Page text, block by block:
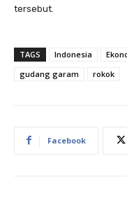
tersebut.
TAGS Indonesia
gudang garam
rokok
Facebook